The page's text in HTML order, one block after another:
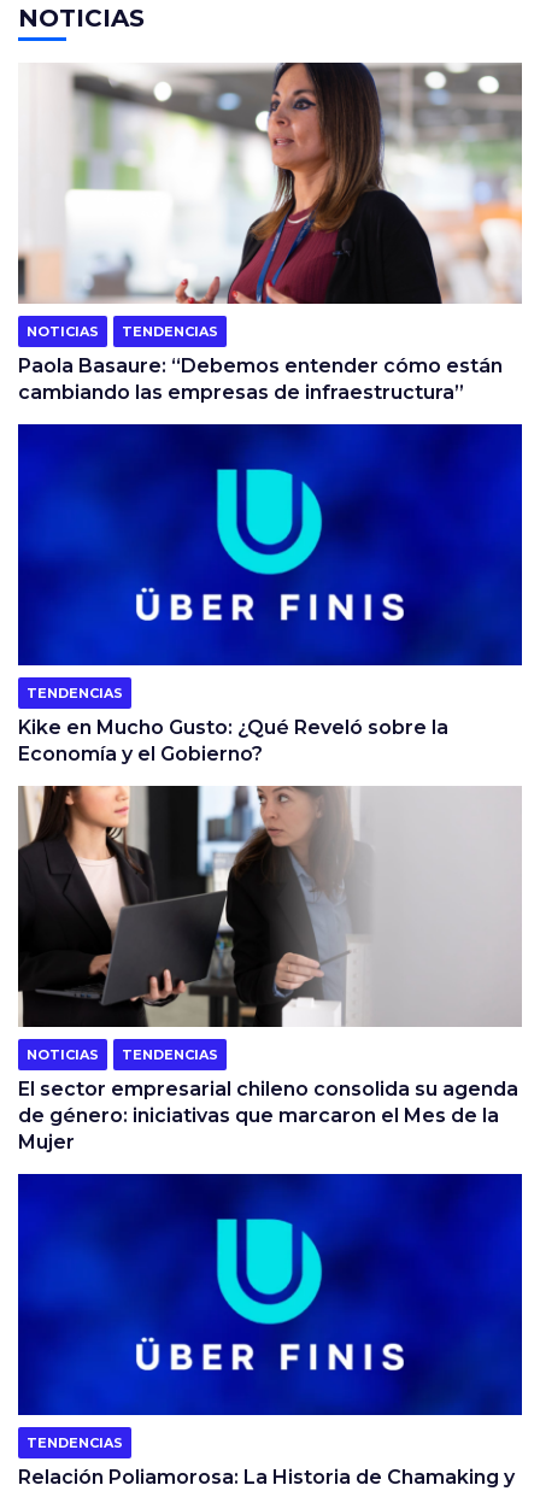
NOTICIAS
NOTICIAS TENDENCIAS
Paola Basaure: “Debemos entender cómo están
cambiando las empresas de infraestructura”
TENDENCIAS
Kike en Mucho Gusto: ¿Qué Reveló sobre la
Economía y el Gobierno?
NOTICIAS TENDENCIAS
El sector empresarial chileno consolida su agenda
de género: iniciativas que marcaron el Mes de la
Mujer
TENDENCIAS
Relación Poliamorosa: La Historia de Chamaking y